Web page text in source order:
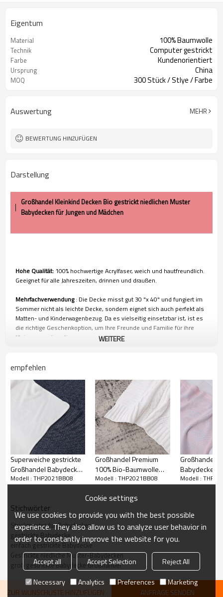
Eigentum
Material 100% Baumwolle
Technik Computer gestrickt
Farbe Kundenorientiert
Ursprung China
MOQ 300 Stück / Stlye / Farbe
Auswertung MEHR
BEWERTUNG HINZUFÜGEN
Darstellung
Großhandel Kleinkind Decken Bio gestrickt niedlichen Muster
Babydecken für Jungen und Mädchen
Hohe Qualität: 100% hochwertige Acrylfaser, weich und hautfreundlich.
Geeignet für alle Jahreszeiten, drinnen und draußen.
Mehrfachverwendung: Die Decke misst gut 30 "x 40" und fungiert im
Sommer nicht als leichte Decke, sondern eignet sich auch perfekt als
Matten- und Kinderwagenbezug. Da es vielseitig einsetzbar ist, ist es
die richtige Geschenkoption, um Ihre Freunde und Familie für ihre
Kleinen zu präsentieren.
Trockner getrocknet werden.
100%
Zufriedenheit garantiert: Kundenzufriedenheit ist für uns von
größter Bedeutung. Wir sind zuversichtlich, dass Sie unsere Produkte
lieben werden, aber wenn Sie nicht 100% zufrieden sind, wird unser
Kundendienstteam mit Ihnen zusammenarbeiten, um alles richtig zu
WEITERE
empfehlen
Superweiche gestrickte
Großhandel Babydecke
recycelbar bestickt mit
Modell : THP2021BB08
Großhandel Premium
100% Bio-Baumwolle
gestrickt Babydecke,
Modell : THP2021BB08
Großhandel
Babydecke
Wickelwickel
Modell :
Stichwörter
Strickmuster für Babydecken
gestrickte Babydecke
einfach gestrickte Babydecke
Gestrickte niedliche Muster-Babydecken
grob gestrickte Babydecke Großhandel
ZUR WUNSCHLISTE HINZUFÜGEN ANFRAGE SENDEN
Cookie settings
We use cookies to provide you with the best possible
experience. They also allow us to analyze user behavior in
order to constantly improve the website for you.
Accept all Accept Selection
Reject All
Necessary
Analytics Preferences Marketing